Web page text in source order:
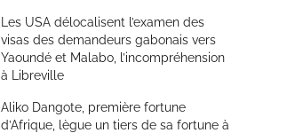
Les USA délocalisent l’examen des
visas des demandeurs gabonais vers
Yaoundé et Malabo, l’incompréhension
à Libreville
Aliko Dangote, première fortune
d’Afrique, lègue un tiers de sa fortune à